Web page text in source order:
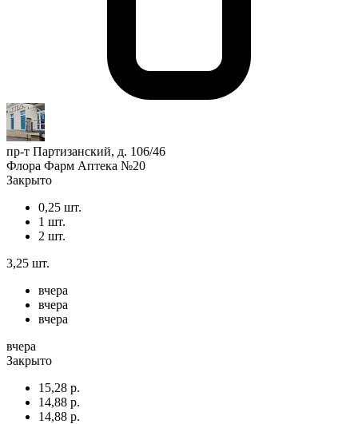
пр-т Партизанский, д. 106/46
Флора Фарм Аптека №20
Закрыто
0,25 шт.
1 шт.
2 шт.
3,25 шт.
вчера
вчера
вчера
вчера
Закрыто
15,28 р.
14,88 р.
14,88 р.